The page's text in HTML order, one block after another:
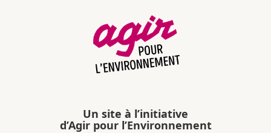
Un site à l’initiative
d’Agir pour l’Environnement